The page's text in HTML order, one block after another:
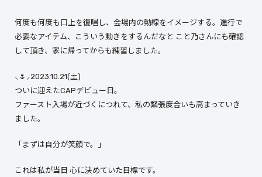
何度も何度も口上を復唱し、会場内の動線をイメージする。進行で
必要なアイテム、こういう動きをするんだなと こと乃さんにも確認
して頂き、家に帰ってからも練習しました。
⸜🌷⸝2023.10.21(土)
ついに迎えたCAPデビュー日。
ファースト入場が近づくにつれて、私の緊張度合いも高まっていき
ました。
「まずは自分が笑顔で。」
これは私が当日 心に決めていた目標です。